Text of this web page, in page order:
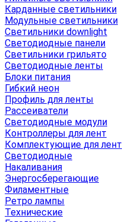
Карданные светильники
Модульные светильники
Светильники downlight
Светодиодные панели
Светильники грильято
Светодиодные ленты
Блоки питания
Гибкий неон
Профиль для ленты
Рассеиватели
Светодиодные модули
Контроллеры для лент
Комплектующие для лент
Светодиодные
Накаливания
Энергосберегающие
Филаментные
Ретро лампы
Технические